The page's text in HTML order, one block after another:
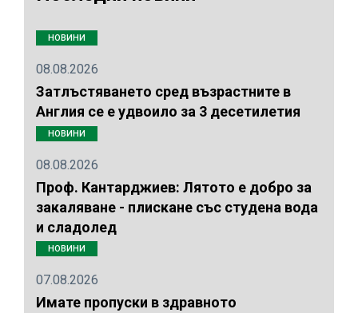
НОВИНИ
08.08.2026
Затлъстяването сред възрастните в
Англия се е удвоило за 3 десетилетия
НОВИНИ
08.08.2026
Проф. Кантарджиев: Лятото е добро за
закаляване - плискане със студена вода
и сладолед
НОВИНИ
07.08.2026
Имате пропуски в здравното